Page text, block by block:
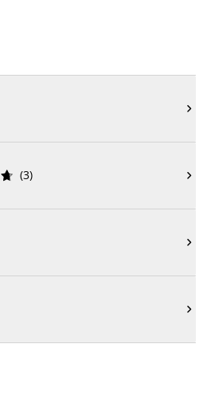


 (3) 

